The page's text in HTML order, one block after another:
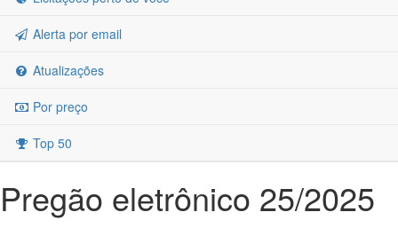
Alerta por email
Atualizações
Por preço
Top 50
Pregão eletrônico 25/2025